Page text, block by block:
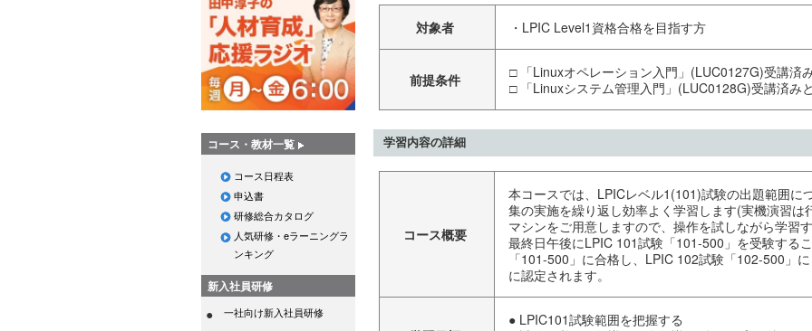
コース・教材一覧
コース日程表
申込書
研修総合カタログ
人気研修・eラーニングラ
ンキング
新入社員研修
一社向け新入社員研修
対象者 ・LPIC Level1資格合格を目指す方
前提条件
□ 「Linuxオペレーション入門」(LUC0127G)受講済
□ 「Linuxシステム管理入門」(LUC0128G)受講済み
学習内容の詳細
コース概要
本コースでは、LPICレベル1(101)試験の出題範囲に
集の実施を繰り返し効率よく学習します(実機演習は
マシンをご用意しますので、操作を試しながら学習
最終日午後にLPIC 101試験「101-500」を受験する
「101-500」に合格し、LPIC 102試験「102-500」
に認定されます。
● LPIC101試験範囲を把握する